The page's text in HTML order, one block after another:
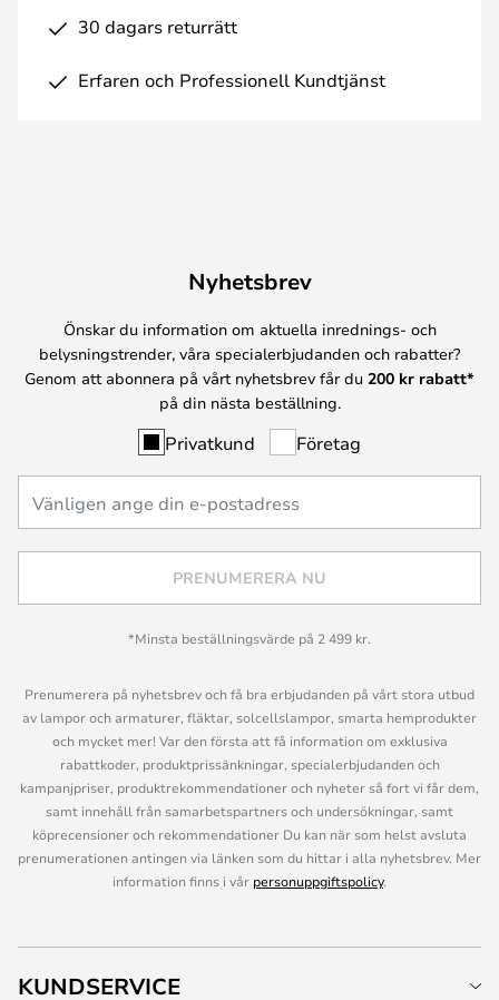
30 dagars returrätt
Erfaren och Professionell Kundtjänst
Nyhetsbrev
Önskar du information om aktuella inrednings- och
belysningstrender, våra specialerbjudanden och rabatter?
Genom att abonnera på vårt nyhetsbrev får du 200 kr rabatt*
på din nästa beställning.
Privatkund Företag
PRENUMERERA NU
*Minsta beställningsvärde på 2 499 kr.
Prenumerera på nyhetsbrev och få bra erbjudanden på vårt stora utbud
av lampor och armaturer, fläktar, solcellslampor, smarta hemprodukter
och mycket mer! Var den första att få information om exklusiva
rabattkoder, produktprissänkningar, specialerbjudanden och
kampanjpriser, produktrekommendationer och nyheter så fort vi får dem,
samt innehåll från samarbetspartners och undersökningar, samt
köprecensioner och rekommendationer Du kan när som helst avsluta
prenumerationen antingen via länken som du hittar i alla nyhetsbrev. Mer
information finns i vår personuppgiftspolicy.
KUNDSERVICE